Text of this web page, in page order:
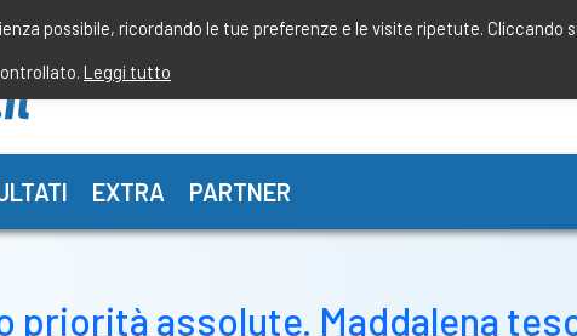
EXTRA PARTNER
priorità assolute. Maddalena
possibile, ricordando le tue preferenze e le visite ripetute. Cliccando
Leggi tutto